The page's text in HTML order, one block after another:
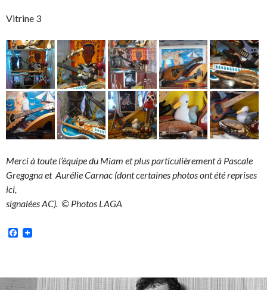
Vitrine 3
Merci à toute l’équipe du Miam et plus particulièrement à Pascale
Gregogna et Aurélie Carnac (dont certaines photos ont été reprises
ici,
signalées AC). © Photos LAGA
Facebook